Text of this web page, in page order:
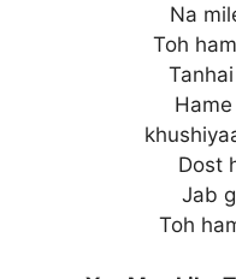
Na
Toh
Dost
Jab
Toh